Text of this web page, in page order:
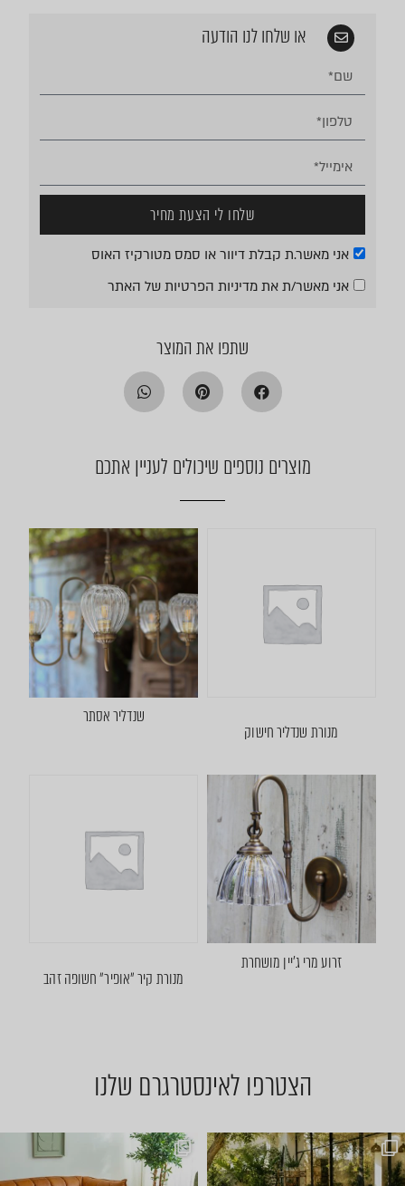
או שלחו לנו הודעה
אני מאשר.ת קבלת דיוור או סמס מטורקיז האוס
אני מאשר/ת את מדיניות הפרטיותשל האתר
שלחו לי הצעת מחיר
שתפו את המוצר
מוצרים נוספים שיכולים לעניין אתכם
מנורת שנדליר חישוק
שנדליר אסתר
זרוע מרי ג׳יין מושחרת
מנורת קיר ״אופיר״ חשופה זהב
הצטרפו לאינסטרגרם שלנו
ועכשיו הגיע הזמן לשולחן הסל